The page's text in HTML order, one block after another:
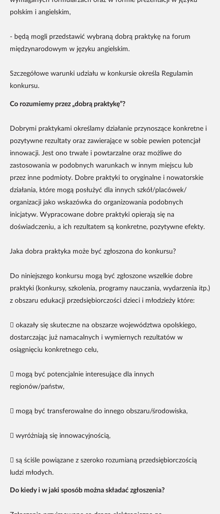
polskim i angielskim,
- będą mogli przedstawić wybraną dobrą praktykę na forum
międzynarodowym w języku angielskim.
Szczegółowe warunki udziału w konkursie określa Regulamin
konkursu.
Co rozumiemy przez „dobrą praktykę”?
Dobrymi praktykami określamy działanie przynoszące konkretne i
pozytywne rezultaty oraz zawierające w sobie pewien potencjał
innowacji. Jest ono trwałe i powtarzalne oraz możliwe do
zastosowania w podobnych warunkach w innym miejscu lub
przez inne podmioty. Dobre praktyki to oryginalne i nowatorskie
działania, które mogą posłużyć dla innych szkół/placówek/
organizacji jako wskazówka do organizowania podobnych
inicjatyw. Wypracowane dobre praktyki opierają się na
doświadczeniu, a ich rezultatem są konkretne, pozytywne efekty.
Jaka dobra praktyka może być zgłoszona do konkursu?
Do niniejszego konkursu mogą być zgłoszone wszelkie dobre
praktyki (konkursy, szkolenia, programy nauczania, wydarzenia itp.)
z obszaru edukacji przedsiębiorczości dzieci i młodzieży które:
 okazały się skuteczne na obszarze województwa opolskiego,
dostarczając już namacalnych i wymiernych rezultatów w
osiągnięciu konkretnego celu,
 mogą być potencjalnie interesujące dla innych
regionów/państw,
 mogą być transferowalne do innego obszaru/środowiska,
 wyróżniają się innowacyjnością,
 są ściśle powiązane z szeroko rozumianą przedsiębiorczością
ludzi młodych.
Do kiedy i w jaki sposób można składać zgłoszenia?